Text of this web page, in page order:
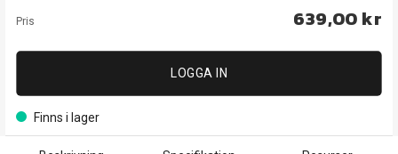
Pris 639,00 kr
LOGGA IN
Finns i lager